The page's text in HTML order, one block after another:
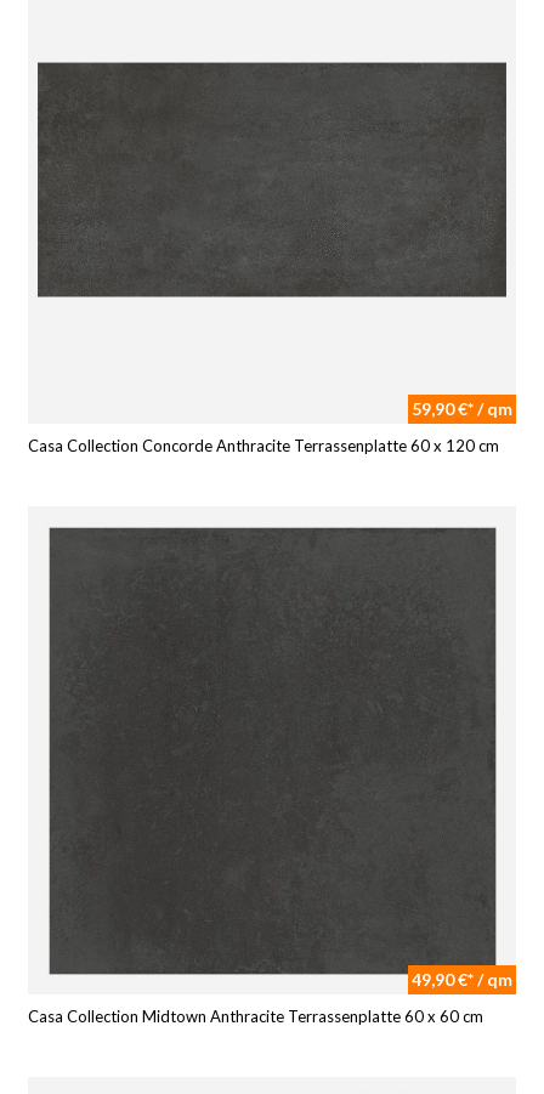
59,90 €* / qm
Casa Collection Concorde Anthracite Terrassenplatte 60 x 120 cm
49,90 €* / qm
Casa Collection Midtown Anthracite Terrassenplatte 60 x 60 cm